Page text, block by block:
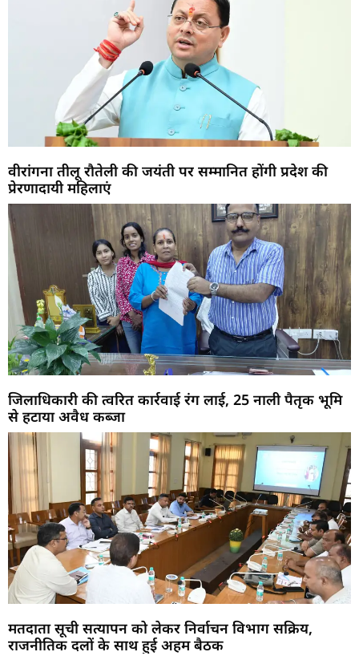
वीरांगना तीलू रौतेली की जयंती पर सम्मानित होंगी प्रदेश की
प्रेरणादायी महिलाएं
जिलाधिकारी की त्वरित कार्रवाई रंग लाई, 25 नाली पैतृक भूमि
से हटाया अवैध कब्जा
मतदाता सूची सत्यापन को लेकर निर्वाचन विभाग सक्रिय,
राजनीतिक दलों के साथ हुई अहम बैठक